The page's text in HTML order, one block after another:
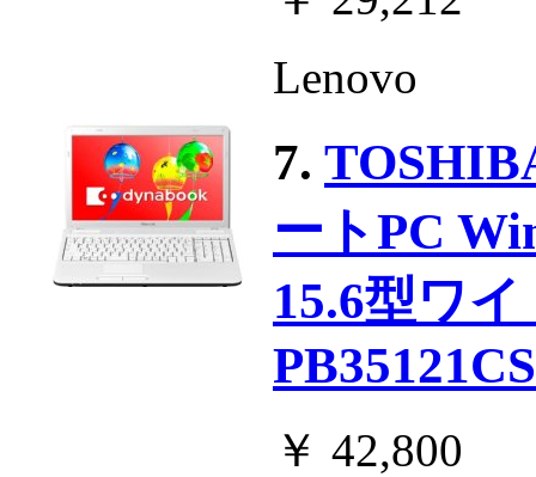
Lenovo
7.
ートPC
15.6型ワ
￥ 42,800